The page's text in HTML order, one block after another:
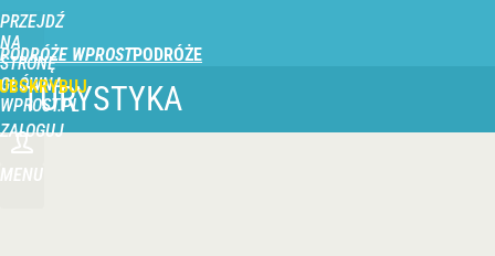
PRZEJDŹ
NA
STRONĘ
GŁÓWNĄ
WPROST.PL
PODRÓŻE WPROST
ZALOGUJ
MENU
TURYSTYKA